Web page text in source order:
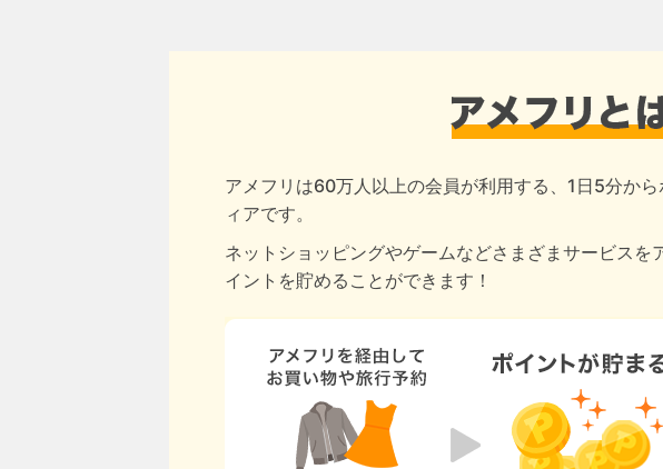
アメフリは60万人以上の会員が利用する、1日5分か
ィアです。
ネットショッピングやゲームなどさまざまサービスを
イントを貯めることができます！